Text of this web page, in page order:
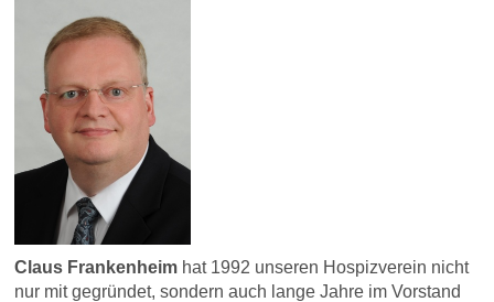
Claus Frankenheim hat 1992 unseren Hospizverein nicht
nur mit gegründet, sondern auch lange Jahre im Vorstand